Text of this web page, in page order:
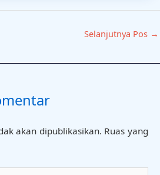
Selanjutnya Pos →
akan dipublikasikan. Ruas yang